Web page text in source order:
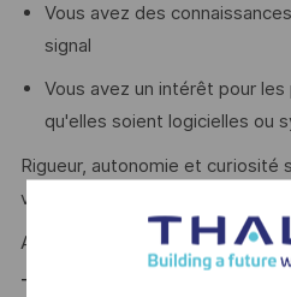
Vous avez des
signal
Vous avez un intérêt pour
qu'elles soient logicielles ou
Rigueur, autonomie et curiosité
vous reconnait ?
Alors ce poste est fait pour
Thales, entreprise Handi-